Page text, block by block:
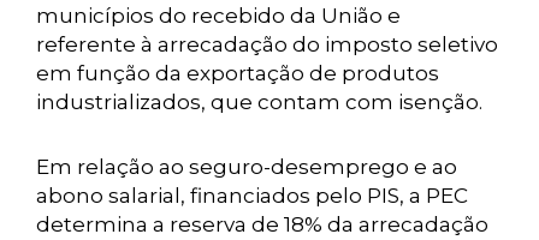
municípios do recebido da União e
referente à arrecadação do imposto seletivo
em função da exportação de produtos
industrializados, que contam com isenção.
Em relação ao seguro-desemprego e ao
abono salarial, financiados pelo PIS, a PEC
determina a reserva de 18% da arrecadação